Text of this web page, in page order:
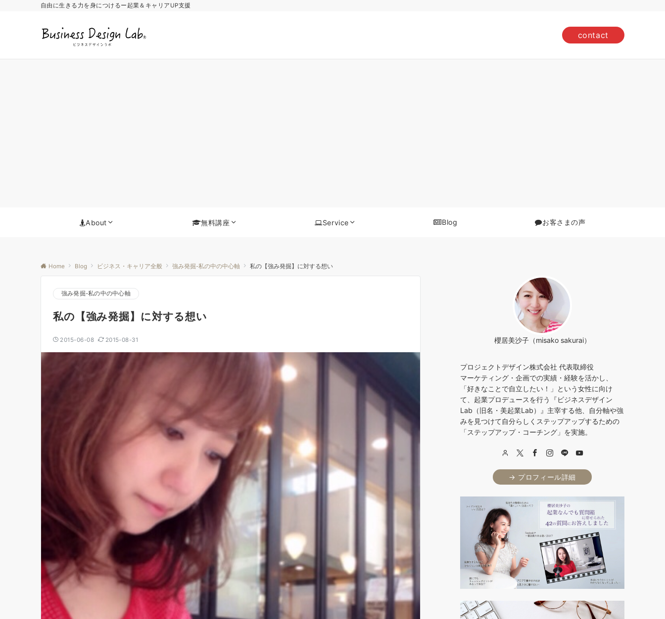
自由に生きる力を身につけるー起業＆キャリアUP支援
contact
About 無料講座 Service Blog お客さまの声
Home Blog ビジネス・キャリア全般 強み発掘-私の中の中心軸 私の【強み発掘】に対する想い
強み発掘-私の中の中心軸
私の【強み発掘】に対する想い
2015-06-08 2015-08-31 櫻居美沙子（misako sakurai）
プロジェクトデザイン株式会社 代表取締役
マーケティング・企画での実績・経験を活かし、
「好きなことで自立したい！」という女性に向け
て、起業プロデュースを行う『ビジネスデザイン
Lab（旧名・美起業Lab）』主宰する他、自分軸や強
みを見つけて自分らしくステップアップするための
「ステップアップ・コーチング」を実施。
→ プロフィール詳細